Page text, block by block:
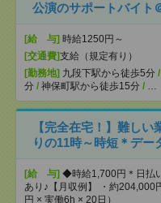
公演のサポートバイト
[給 与] 時給1250円～
[交通費]支給（規定有り）
[勤務地] 九段下駅から徒歩5分 /
分 / 神保町駅から徒歩15分 / …
【完全在宅！】難し
りの11時～時短＊デー
[給 与] ◆時給1,700円＊日払
あり♪【月収例】 ・約204,000
円 × 実働6h × 20日）